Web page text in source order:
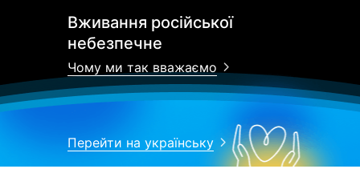
Вживання російської
небезпечне
Чому ми так вважаємо
Перейти на українську